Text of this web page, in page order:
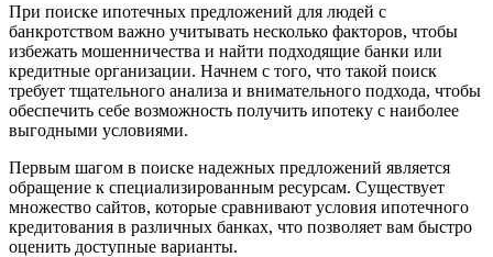
При поиске ипотечных предложений для людей с
банкротством важно учитывать несколько факторов, чтобы
избежать мошенничества и найти подходящие банки или
кредитные организации. Начнем с того, что такой поиск
требует тщательного анализа и внимательного подхода, чтобы
обеспечить себе возможность получить ипотеку с наиболее
выгодными условиями.
Первым шагом в поиске надежных предложений является
обращение к специализированным ресурсам. Существует
множество сайтов, которые сравнивают условия ипотечного
кредитования в различных банках, что позволяет вам быстро
оценить доступные варианты.